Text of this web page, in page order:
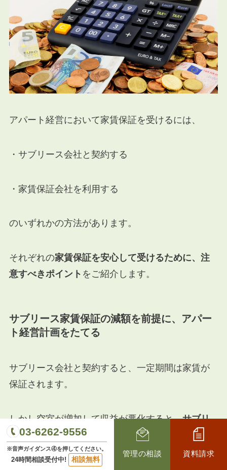
アパート経営において家賃保証を受けるには、
・サブリース会社と契約する
・家賃保証会社を利用する
のいずれかの方法があります。
それぞれの家賃保証を安心して受けるために、注
意すべきポイント をご紹介します。
サブリース家賃保証の減額を前提に、アパー
ト経営計画をたてる
サブリース会社と契約すると、一定期間は家賃が
保証されます。
しかし空室が増加して収益が悪化すると、サブリ
ース業者から、家賃保証額の減額を求められる可
能性があります。
03-6262-9556
※音声ガイダンス④を押してください。
24時間相談受付中! 相談無料
管理の相談 資料請求